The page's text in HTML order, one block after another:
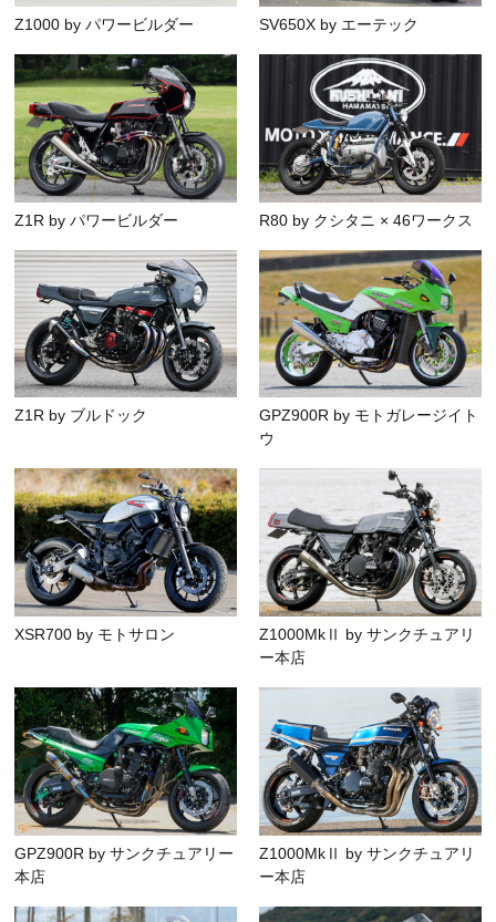
Z1000 by パワービルダー SV650X by エーテック
Z1R by パワービルダー R80 by クシタニ × 46ワークス
Z1R by ブルドック
GPZ900R by モトガレージイト
ウ
XSR700 by モトサロン
Z1000MkⅡ by サンクチュアリ
ー本店
GPZ900R by サンクチュアリー
本店
Z1000MkⅡ by サンクチュアリ
ー本店